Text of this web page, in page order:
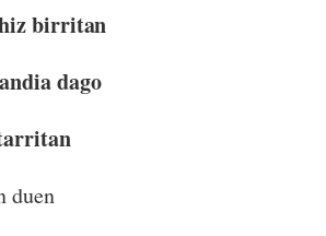
birritan
dago
duen